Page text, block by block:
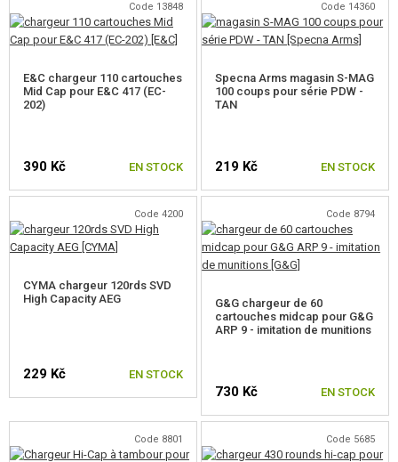
Code 13848
E&C chargeur 110 cartouches
Mid Cap pour E&C 417 (EC-
202)
390 Kč EN STOCK
Code 14360
Specna Arms magasin S-MAG
100 coups pour série PDW -
TAN
219 Kč EN STOCK
Code 4200
CYMA chargeur 120rds SVD
High Capacity AEG
229 Kč EN STOCK
Code 8794
G&G chargeur de 60
cartouches midcap pour G&G
ARP 9 - imitation de munitions
730 Kč EN STOCK
Code 8801 Code 5685